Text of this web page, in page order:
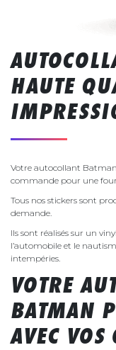
HAUTE
Votre autocollant
commande pour une
Tous nos stickers sont
demande.
Ils sont réalisés sur un
l’automobile et le
intempéries.
VOTRE
BATMAN
AVEC VOS